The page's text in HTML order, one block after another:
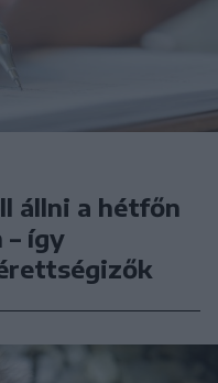
állni a hétfőn
– így